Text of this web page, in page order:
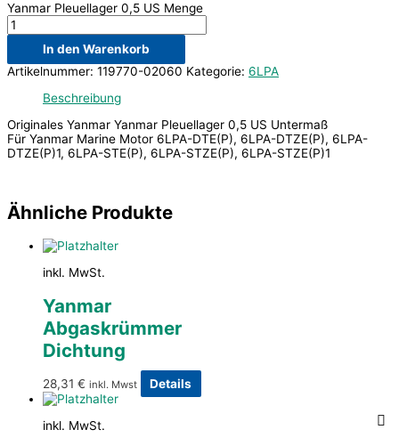
Yanmar Pleuellager 0,5 US Menge
In den Warenkorb
Artikelnummer: 119770-02060 Kategorie: 6LPA
Beschreibung
Originales Yanmar Yanmar Pleuellager 0,5 US Untermaß
Für Yanmar Marine Motor 6LPA-DTE(P), 6LPA-DTZE(P), 6LPA-
DTZE(P)1, 6LPA-STE(P), 6LPA-STZE(P), 6LPA-STZE(P)1
Ähnliche Produkte
inkl. MwSt.
Yanmar
Abgaskrümmer
Dichtung
28,31 € inkl. Mwst Details
inkl. MwSt.